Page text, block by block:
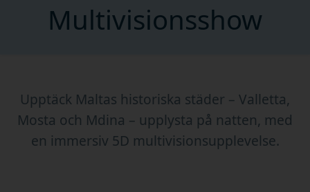
Multivisionsshow
Upptäck Maltas historiska städer – Valletta,
Mosta och Mdina – upplysta på natten, med
en immersiv 5D multivisionsupplevelse.